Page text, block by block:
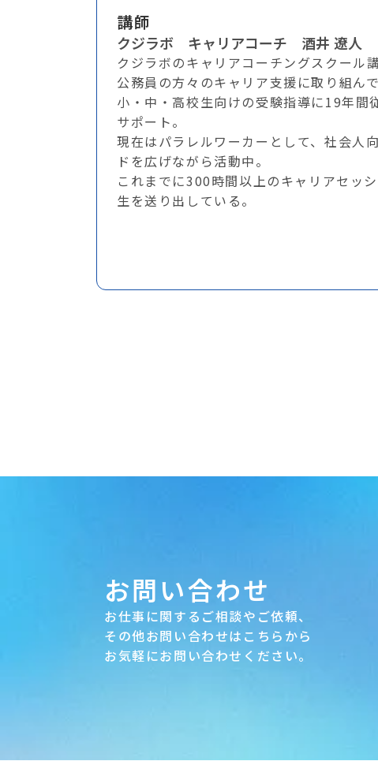
講師
クジラボ キャリアコーチ 酒井 遼人
クジラボのキャリアコーチングスクール
公務員の方々のキャリア支援に取り組んで
小・中・高校生向けの受験指導に19年間
サポート。
現在はパラレルワーカーとして、社会人
ドを広げながら活動中。
これまでに300時間以上のキャリアセッ
生を送り出している。
お問い合わせ
お仕事に関するご相談やご依頼、
その他お問い合わせはこちらから
お気軽にお問い合わせください。